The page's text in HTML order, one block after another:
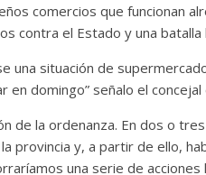
comercios que funcionan
contra el Estado y una batalla
una situación de
domingo” señalo el concejal
de la ordenanza. En dos o
provincia y, a partir de ello,
una serie de